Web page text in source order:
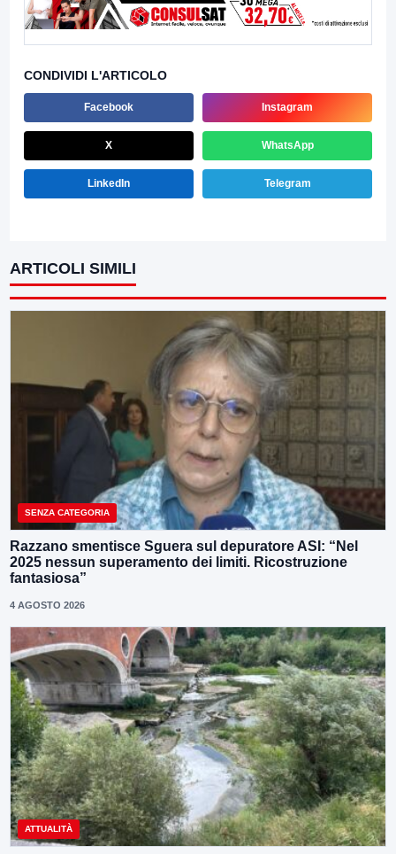
CONDIVIDI L'ARTICOLO
Facebook Instagram
X WhatsApp
LinkedIn Telegram
ARTICOLI SIMILI
SENZA CATEGORIA
Razzano smentisce Sguera sul depuratore ASI: “Nel
2025 nessun superamento dei limiti. Ricostruzione
fantasiosa”
4 AGOSTO 2026
ATTUALITÀ